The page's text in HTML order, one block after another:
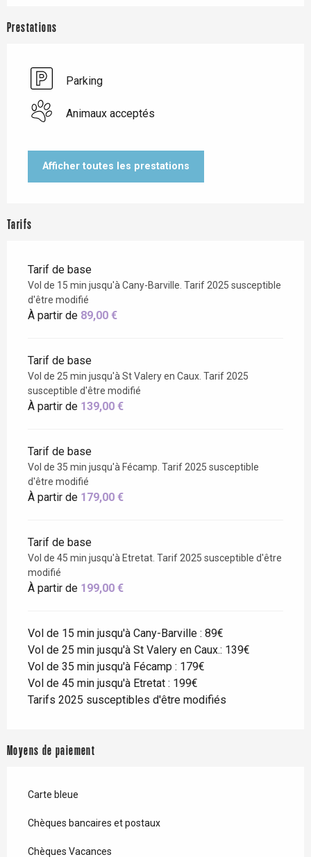
Prestations
Parking
Animaux acceptés
Afficher toutes les prestations
Tarifs
Tarif de base
Vol de 15 min jusqu'à Cany-Barville. Tarif 2025 susceptible
d'être modifié
À partir de 89,00 €
Tarif de base
Vol de 25 min jusqu'à St Valery en Caux. Tarif 2025
susceptible d'être modifié
À partir de 139,00 €
Tarif de base
Vol de 35 min jusqu'à Fécamp. Tarif 2025 susceptible
d'être modifié
À partir de 179,00 €
Tarif de base
Vol de 45 min jusqu'à Etretat. Tarif 2025 susceptible d'être
modifié
À partir de 199,00 €
Vol de 15 min jusqu'à Cany-Barville : 89€
Vol de 25 min jusqu'à St Valery en Caux.: 139€
Vol de 35 min jusqu'à Fécamp : 179€
Vol de 45 min jusqu'à Etretat : 199€
Tarifs 2025 susceptibles d'être modifiés
Moyens de paiement
Carte bleue
Chèques bancaires et postaux
Chèques Vacances